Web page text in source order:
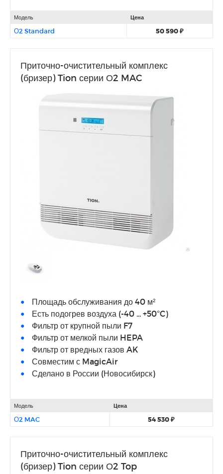
Модель Цена
О2 Standard 50 590 ₽
Приточно-очистительный комплекс
(бризер) Tion серии О2 MAC
Площадь обслуживания до 40 м²
Есть подогрев воздуха (-40 ... +50°C)
Фильтр от крупной пыли F7
Фильтр от мелкой пыли HEPA
Фильтр от вредных газов AK
Совместим с MagicAir
Сделано в России (Новосибирск)
Модель Цена
О2 MAC 54 530 ₽
Приточно-очистительный комплекс
(бризер) Tion серии О2 Top